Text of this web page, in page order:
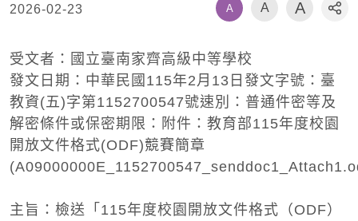
2026-02-23 A A A
社
受文者：國立臺南家齊高級中等學校
發文日期：中華民國115年2月13日發文字號：臺
教資(五)字第1152700547號速別：普通件密等及
解密條件或保密期限：附件：教育部115年度校園
開放文件格式(ODF)競賽簡章
主旨：檢送「115年度校園開放文件格式（ODF）